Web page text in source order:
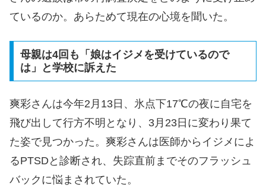
ているのか。あらためて現在の心境を聞いた。
母親は4回も「娘はイジメを受けているので
は」と学校に訴えた
爽彩さんは今年2月13日、氷点下17℃の夜に自宅を
飛び出して行方不明となり、3月23日に変わり果て
た姿で見つかった。爽彩さんは医師からイジメによ
るPTSDと診断され、失踪直前までそのフラッシュ
バックに悩まされていた。